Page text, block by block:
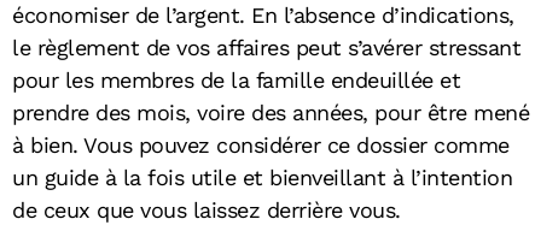
économiser de l’argent. En l’absence d’indications,
le règlement de vos affaires peut s’avérer stressant
pour les membres de la famille endeuillée et
prendre des mois, voire des années, pour être mené
à bien. Vous pouvez considérer ce dossier comme
un guide à la fois utile et bienveillant à l’intention
de ceux que vous laissez derrière vous.